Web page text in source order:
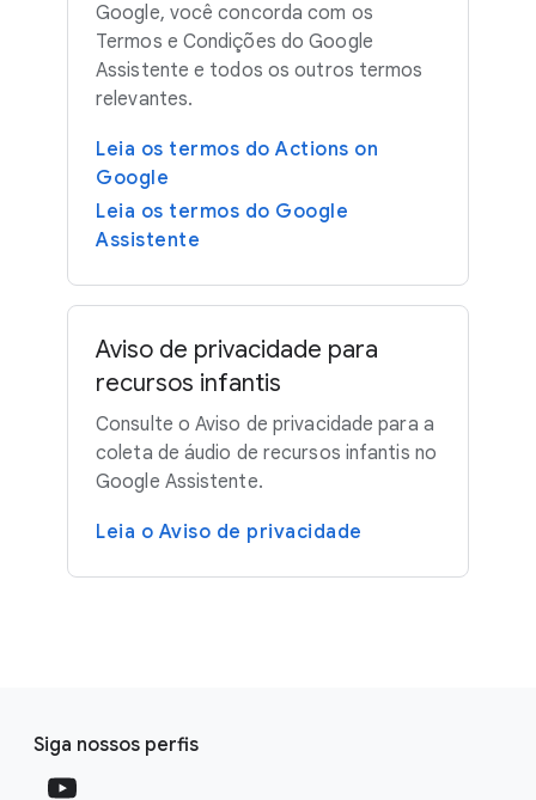
Google, você concorda com os
Termos e Condições do Google
Assistente e todos os outros termos
relevantes.
Leia os termos do Actions on
Google
Leia os termos do Google
Assistente
Aviso de privacidade para
recursos infantis
Consulte o Aviso de privacidade para a
coleta de áudio de recursos infantis no
Google Assistente.
Leia o Aviso de privacidade
S
Siga nossos perfis